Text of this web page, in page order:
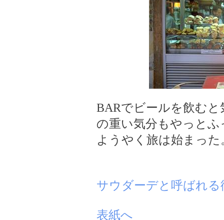
BARでビールを飲む
の重い気分もやっとふ
ようやく旅は始まった
サウダーデと呼ばれる
表紙へ